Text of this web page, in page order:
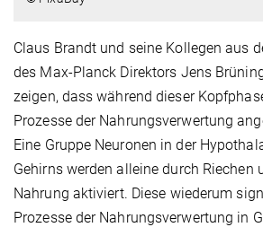
Claus Brandt und seine Kollegen aus
des Max-Planck Direktors Jens
zeigen, dass während dieser
Prozesse der Nahrungsverwertung
Eine Gruppe Neuronen in der
Gehirns werden alleine durch Riechen
Nahrung aktiviert. Diese wiederum
Prozesse der Nahrungsverwertung in